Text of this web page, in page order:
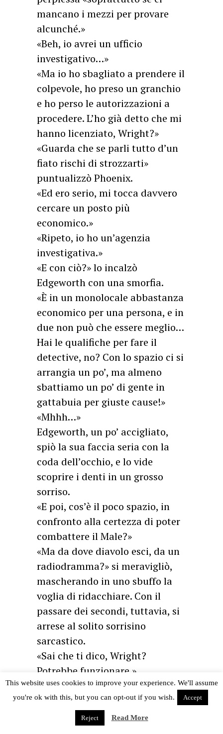
mancano i mezzi per provare
alcunché.»
«Beh, io avrei un ufficio
investigativo…»
«Ma io ho sbagliato a prendere il
colpevole, ho preso un granchio
e ho perso le autorizzazioni a
procedere. L’ho già detto che mi
hanno licenziato, Wright?»
«Guarda che se parli tutto d’un
fiato rischi di strozzarti»
puntualizzò Phoenix.
«Ed ero serio, mi tocca davvero
cercare un posto più
economico.»
«Ripeto, io ho un’agenzia
investigativa.»
«E con ciò?» lo incalzò
Edgeworth con una smorfia.
«È in un monolocale abbastanza
economico per una persona, e in
due non può che essere meglio…
Hai le qualifiche per fare il
detective, no? Con lo spazio ci si
arrangia un po’, ma almeno
sbattiamo un po’ di gente in
gattabuia per giuste cause!»
«Mhhh…»
Edgeworth, un po’ accigliato,
spiò la sua faccia seria con la
coda dell’occhio, e lo vide
scoprire i denti in un grosso
sorriso.
«E poi, cos’è il poco spazio, in
confronto alla certezza di poter
combattere il Male?»
«Ma da dove diavolo esci, da un
radiodramma?» si meravigliò,
mascherando in uno sbuffo la
voglia di ridacchiare. Con il
passare dei secondi, tuttavia, si
arrese al solito sorrisino
sarcastico.
«Sai che ti dico, Wright?
Potrebbe funzionare.»
«Ecco, questo è il vecchio Edgey
che conosco!» esultò Nick,
abbracciandolo in un impeto di
entusiasmo.
This website uses cookies to improve your experience. We'll assume
you're ok with this, but you can opt-out if you wish.
Accept
Reject Read More